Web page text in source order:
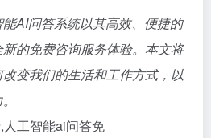
AI问答系统以其高效、便捷的
的免费咨询服务体验。本文将
变我们的生活和工作方式，以